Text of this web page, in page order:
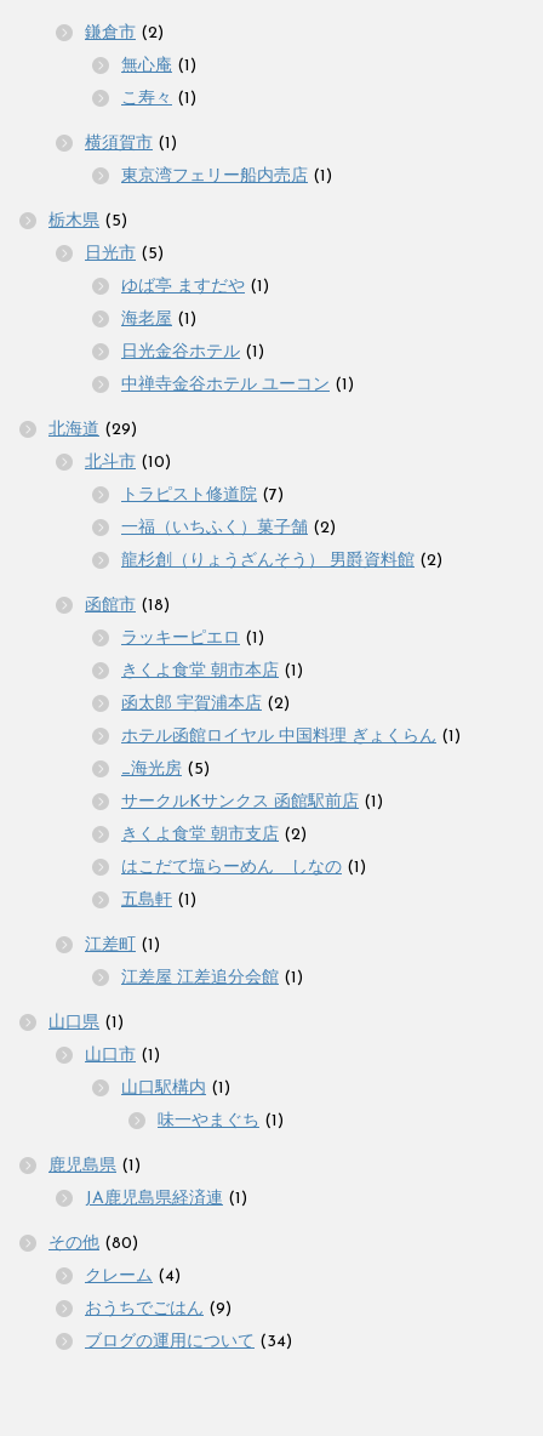
鎌倉市 (2)
無心庵 (1)
こ寿々 (1)
横須賀市 (1)
東京湾フェリー船内売店 (1)
栃木県 (5)
日光市 (5)
ゆば亭 ますだや (1)
海老屋 (1)
日光金谷ホテル (1)
中禅寺金谷ホテル ユーコン (1)
北海道 (29)
北斗市 (10)
トラピスト修道院 (7)
一福（いちふく）菓子舗 (2)
龍杉創（りょうざんそう） 男爵資料館 (2)
函館市 (18)
ラッキーピエロ (1)
きくよ食堂 朝市本店 (1)
函太郎 宇賀浦本店 (2)
ホテル函館ロイヤル 中国料理 ぎょくらん (1)
_海光房 (5)
サークルKサンクス 函館駅前店 (1)
きくよ食堂 朝市支店 (2)
はこだて塩らーめん しなの (1)
五島軒 (1)
江差町 (1)
江差屋 江差追分会館 (1)
山口県 (1)
山口市 (1)
山口駅構内 (1)
味一やまぐち (1)
鹿児島県 (1)
JA鹿児島県経済連 (1)
その他 (80)
クレーム (4)
おうちでごはん (9)
ブログの運用について (34)